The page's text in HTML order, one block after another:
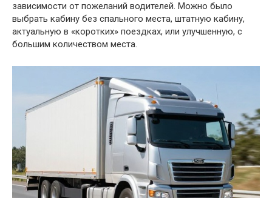
зависимости от пожеланий водителей. Можно было
выбрать кабину без спального места, штатную кабину,
актуальную в «коротких» поездках, или улучшенную, с
большим количеством места.